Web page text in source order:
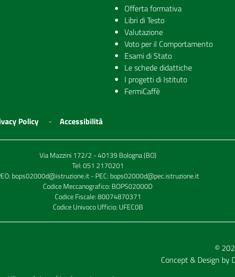
Offerta formativa
Libri di Testo
Valutazione
Voto per il Comportamento
Esami di Stato
Le schede didattiche
I progetti di Istituto
FermiCaffè
Policy Accessibilità
Via Mazzini 172/2 - 40139 Bologna (BO)
Tel:051 2170201
bops02000d@istruzione.it- PEC: bops02000d@pec.istruzione.it
Codice Meccanografico: BOPS02000D
Codice Fiscale: 80074870371
Codice Univoco Ufficio: UFEC0B
©
Concept & Design by